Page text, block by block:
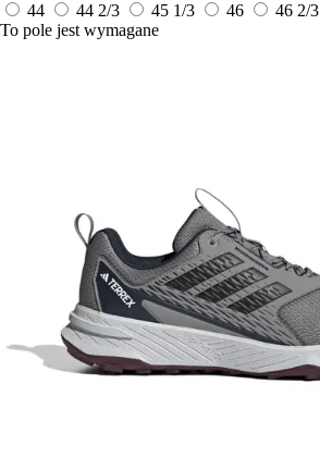
44
44 2/3 45 1/3 46 46 2/3
To pole jest wymagane